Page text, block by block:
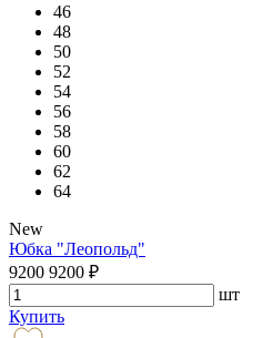
46
48
50
52
54
56
58
60
62
64
New
Юбка "Леопольд"
9200 9200 ₽
шт
Купить